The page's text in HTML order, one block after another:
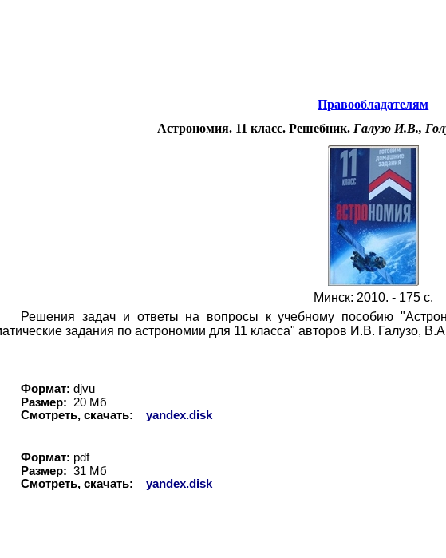
Правообладателям
Астрономия. 11 класс. Решебник. Галузо И.В.,
Минск: 2010. - 175 с.
Решения задач и ответы на вопросы к учебному пособию
задания по астрономии для 11 класса" авторов И.В. Галузо,
Формат: djvu
Размер:
20 Мб
Смотреть, скачать:
yandex.disk
Формат: pdf
Размер: 31 Мб
Смотреть, скачать:
yandex.disk